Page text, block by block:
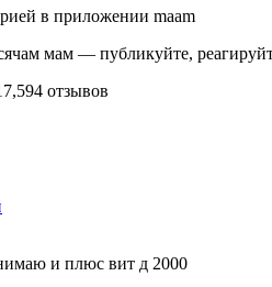
в приложении maam
мам — публикуйте,
отзывов
и плюс вит д 2000